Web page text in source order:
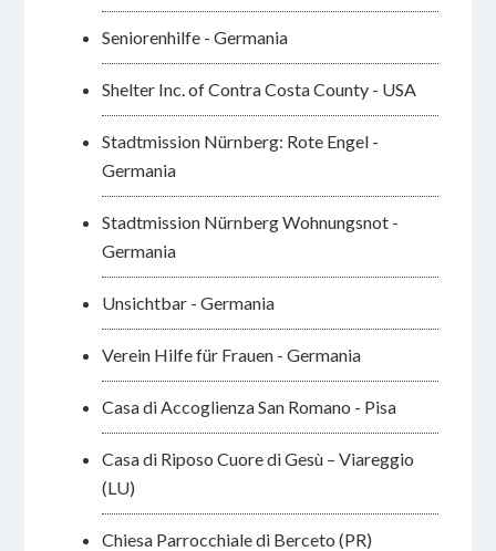
Seniorenhilfe - Germania
Shelter Inc. of Contra Costa County - USA
Stadtmission Nürnberg: Rote Engel -
Germania
Stadtmission Nürnberg Wohnungsnot -
Germania
Unsichtbar - Germania
Verein Hilfe für Frauen - Germania
Casa di Accoglienza San Romano - Pisa
Casa di Riposo Cuore di Gesù – Viareggio
(LU)
Chiesa Parrocchiale di Berceto (PR)